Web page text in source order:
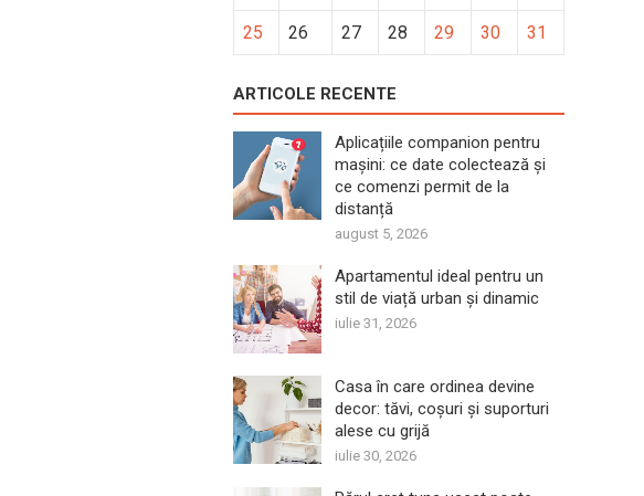
25 26 27 28 29 30 31
ARTICOLE RECENTE
Aplicațiile companion pentru
mașini: ce date colectează și
ce comenzi permit de la
distanță
august 5, 2026
Apartamentul ideal pentru un
stil de viață urban și dinamic
iulie 31, 2026
Casa în care ordinea devine
decor: tăvi, coșuri și suporturi
alese cu grijă
iulie 30, 2026